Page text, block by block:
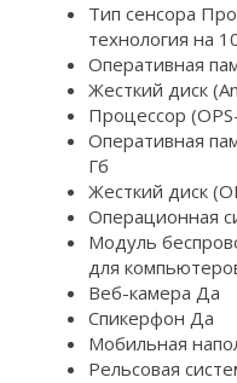
Тип сенсора
технология на
Оперативная
Жесткий диск
Процессор
Оперативная
Гб
Жесткий диск
Операционная
Модуль
для
Веб-камера Да
Спикерфон Да
Мобильная
Рельсовая